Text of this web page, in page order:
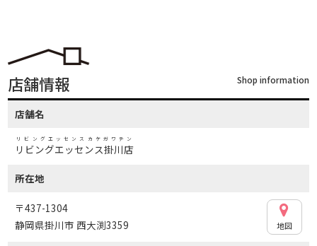
店舗情報 Shop information
店舗名
リビングエッセンス掛川店
リビングエッセンスカケガワテン
所在地
〒437-1304
静岡県掛川市 西大渕3359
地図